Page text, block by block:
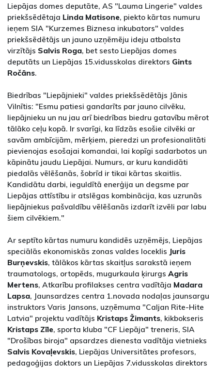
Liepājas domes deputāte, AS "Lauma Lingerie" valdes
priekšsēdētaja Linda Matisone, piekto kārtas numuru
ieņem SIA "Kurzemes Biznesa inkubators" valdes
priekšsēdētājs un jauno uzņēmēju ideju atbalsta
virzītājs Salvis Roga, bet sesto Liepājas domes
deputāts un Liepājas 15.vidusskolas direktors Gints
Ročāns.
Biedrības "Liepājnieki" valdes priekšsēdētājs Jānis
Vilnītis: "Esmu patiesi gandarīts par jauno cilvēku,
liepājnieku un nu jau arī biedrības biedru gatavību mērot
tālāko ceļu kopā. Ir svarīgi, ka līdzās esošie cilvēki ar
savām ambīcijām, mērķiem, pieredzi un profesionalitāti
pievienojas esošajai komandai, lai kopīgi sadarbotos un
kāpinātu jaudu Liepājai. Numurs, ar kuru kandidāti
piedalās vēlēšanās, šobrīd ir tikai kārtas skaitlis.
Kandidātu darbi, ieguldītā enerģija un degsme par
Liepājas attīstību ir atslēgas kombinācija, kas uzrunās
liepājniekus pašvaldību vēlēšanās izdarīt izvēli par labu
šiem cilvēkiem."
Ar septīto kārtas numuru kandidēs uzņēmējs, Liepājas
speciālās ekonomiskās zonas valdes loceklis Juris
Burņevskis, tālākos kārtas skaitļus sarakstā ieņem
traumatologs, ortopēds, mugurkaula ķirurgs Agris
Mertens, Atkarību profilakses centra vadītāja Madara
Lapsa, Jaunsardzes centra 1.novada nodaļas jaunsargu
instruktors Varis Jansons, uzņēmuma "Caljan Rite-Hite
Latvia" projektu vadītājs Kristaps Žimants, kikbokseris
Kristaps Zīle, sporta kluba "CF Liepāja" treneris, SIA
"Drošības biroja" apsardzes dienesta vadītāja vietnieks
Salvis Kovaļevskis, Liepājas Universitātes profesors,
pedagoģijas doktors un Liepājas 7.vidusskolas direktors